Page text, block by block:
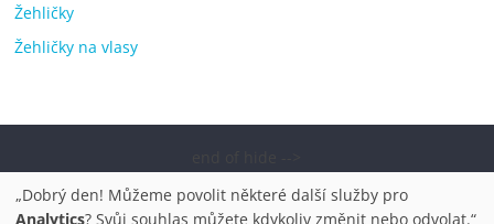
Žehličky
Žehličky na vlasy
pračky, televize, notebooky, mobilní telefony, kávovary,
„Dobrý den! Můžeme povolit některé další služby pro
Analytics? Svůj souhlas můžete kdykoliv změnit nebo odvolat.“